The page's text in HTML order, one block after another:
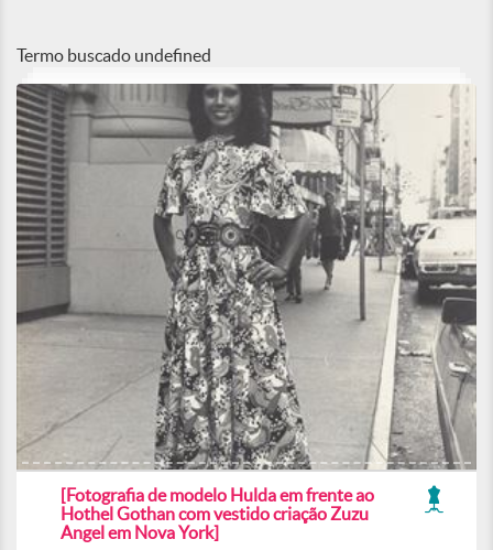
Termo buscado undefined
[Fotografia de modelo Hulda em frente ao
Hothel Gothan com vestido criação Zuzu
Angel em Nova York]